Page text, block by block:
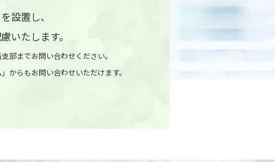
設置し、
いたします。
部までお問い合わせください。
からもお問い合わせいただけます。